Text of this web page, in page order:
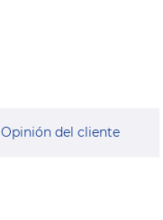
Opinión del cliente